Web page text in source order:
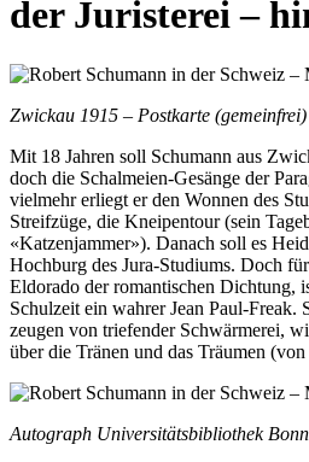
der Juristerei –
Zwickau 1915 – Postkarte (gemeinfrei)
Mit 18 Jahren soll Schumann aus
doch die Schalmeien-Gesänge der
vielmehr erliegt er den Wonnen des
Streifzüge, die Kneipentour (sein
«Katzenjammer»). Danach soll es
Hochburg des Jura-Studiums. Doch
Eldorado der romantischen Dichtung,
Schulzeit ein wahrer Jean Paul-Freak.
zeugen von triefender Schwärmerei,
über die Tränen und das Träumen
Autograph Universitätsbibliothek